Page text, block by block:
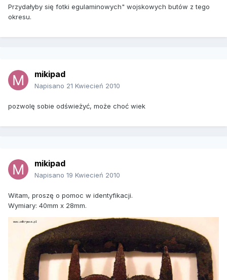
Przydałyby się fotki egulaminowych" wojskowych butów z tego
okresu.
mikipad
Napisano 21 Kwiecień 2010
pozwolę sobie odświeżyć, może choć wiek
mikipad
Napisano 19 Kwiecień 2010
Witam, proszę o pomoc w identyfikacji.
Wymiary: 40mm x 28mm.